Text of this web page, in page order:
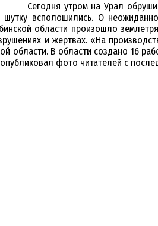
Сегодня утром на Урал
всполошились. О
области произошло
и жертвах. «На
области. В области создано 16
фото читателей с